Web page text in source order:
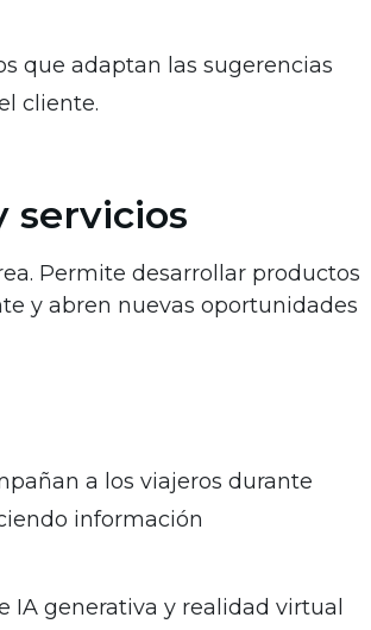
que adaptan las sugerencias
cliente.
servicios
Permite desarrollar productos
y abren nuevas oportunidades
a los viajeros durante
información
IA generativa y realidad virtual